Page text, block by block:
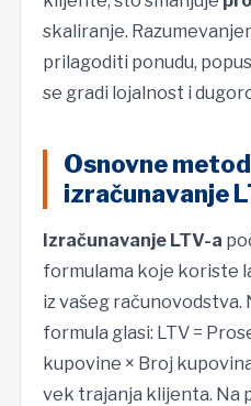
skaliranje.
prilagoditi ponudu,
se gradi lojalnost i
Osnovne
izračunavanje
Izračunavanje LTV-a
formulama koje koriste
iz vašeg računovodstva.
formula glasi: LTV =
kupovine × Broj
vek trajanja klijenta. Na